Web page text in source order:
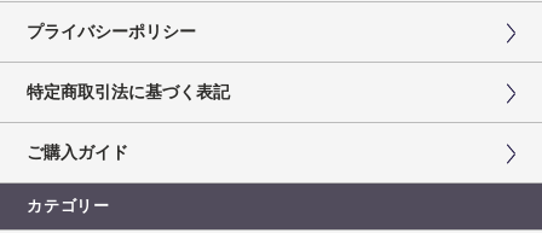
プライバシーポリシー
特定商取引法に基づく表記
ご購入ガイド
カテゴリー